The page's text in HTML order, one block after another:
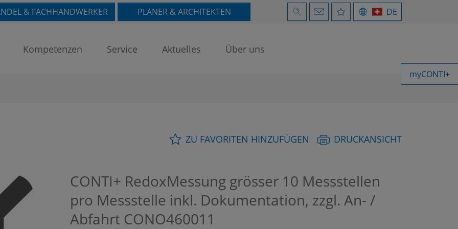
& FACHHANDWERKER PLANER & ARCHITEKTEN DE
Kompetenzen Service Aktuelles Über uns
myCONTI+
ZU FAVORITEN HINZUFÜGEN DRUCKANSICHT
CONTI+ RedoxMessung grösser 10 Messstellen
pro Messstelle inkl. Dokumentation, zzgl. An- /
Abfahrt CONO460011